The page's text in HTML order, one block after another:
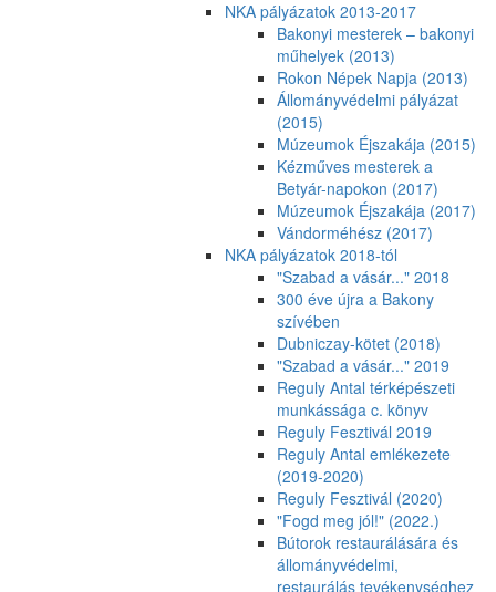
NKA pályázatok 2013-2017
Bakonyi mesterek – bakonyi
műhelyek (2013)
Rokon Népek Napja (2013)
Állományvédelmi pályázat
(2015)
Múzeumok Éjszakája (2015)
Kézműves mesterek a
Betyár-napokon (2017)
Múzeumok Éjszakája (2017)
Vándorméhész (2017)
NKA pályázatok 2018-tól
"Szabad a vásár..." 2018
300 éve újra a Bakony
szívében
Dubniczay-kötet (2018)
"Szabad a vásár..." 2019
Reguly Antal térképészeti
munkássága c. könyv
Reguly Fesztivál 2019
Reguly Antal emlékezete
(2019-2020)
Reguly Fesztivál (2020)
"Fogd meg jól!" (2022.)
Bútorok restaurálására és
állományvédelmi,
restaurálás tevékenységhez